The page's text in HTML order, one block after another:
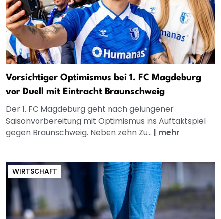
Vorsichtiger Optimismus bei 1. FC Magdeburg
vor Duell mit Eintracht Braunschweig
Der 1. FC Magdeburg geht nach gelungener
Saisonvorbereitung mit Optimismus ins Auftaktspiel
gegen Braunschweig. Neben zehn Zu... | mehr
WIRTSCHAFT